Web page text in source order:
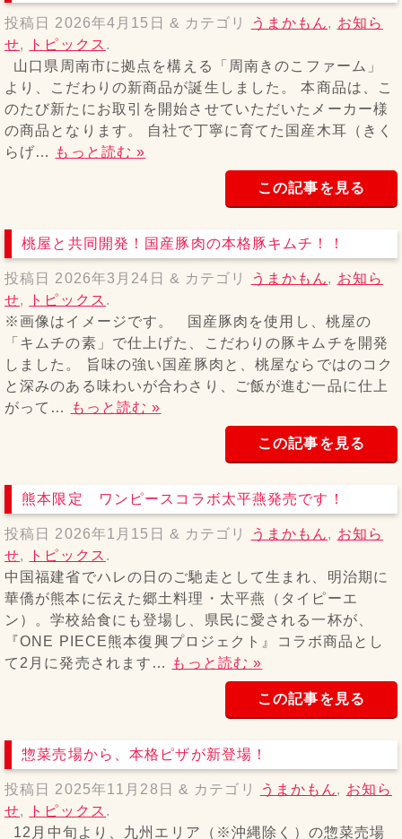
投稿日 2026年4月15日 & カテゴリ うまかもん, お知ら
せ, トピックス .
山口県周南市に拠点を構える「周南きのこファーム」
より、こだわりの新商品が誕生しました。 本商品は、こ
のたび新たにお取引を開始させていただいたメーカー様
の商品となります。 自社で丁寧に育てた国産木耳（きく
らげ…
もっと読む »
この記事を見る
桃屋と共同開発！国産豚肉の本格豚キムチ！！
投稿日 2026年3月24日 & カテゴリ うまかもん, お知ら
せ, トピックス .
※画像はイメージです。 国産豚肉を使用し、桃屋の
「キムチの素」で仕上げた、こだわりの豚キムチを開発
しました。 旨味の強い国産豚肉と、桃屋ならではのコク
と深みのある味わいが合わさり、ご飯が進む一品に仕上
がって…
もっと読む »
この記事を見る
熊本限定 ワンピースコラボ太平燕発売です！
投稿日 2026年1月15日 & カテゴリ うまかもん, お知ら
せ, トピックス .
中国福建省でハレの日のご馳走として生まれ、明治期に
華僑が熊本に伝えた郷土料理・太平燕（タイピーエ
ン）。学校給食にも登場し、県民に愛される一杯が、
『ONE PIECE熊本復興プロジェクト』コラボ商品とし
て2月に発売されます…
もっと読む »
この記事を見る
惣菜売場から、本格ピザが新登場！
投稿日 2025年11月28日 & カテゴリ うまかもん, お知ら
せ, トピックス .
12月中旬より、九州エリア（※沖縄除く）の惣菜売場